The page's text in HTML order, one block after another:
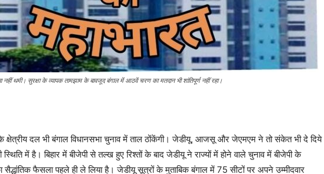
थमी। सुरक्षा के व्यापक तामझाम के बावजूद बंगाल में आठवें चरण का मतदान भी शांतिपूर्ण नहीं रहा।
क्षेत्रीय दल भी बंगाल विधानसभा चुनाव में ताल ठोंकेंगी। जेडीयू, आजसू और जेएमएम ने तो संकेत भी दे दिये
में है। बिहार में बीजेपी से तल्ख हुए रिश्तों के बाद जेडीयू ने राज्यों में होने वाले चुनाव में बीजेपी के
सैद्धांतिक फैसला पहले ही ले लिया है। जेडीयू सूत्रों के मुताबिक बंगाल में 75 सीटों पर अपने उम्मीदवार